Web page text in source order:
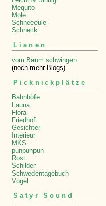
Mequito
Mole
Schneeeule
Schneck
Lianen
vom Baum schwingen
(noch mehr Blogs)
Picknickplätze
Bahnhöfe
Fauna
Flora
Friedhof
Gesichter
Interieur
MKS
punpunpun
Rost
Schilder
Schwedentagebuch
Vögel
Satyr Sound